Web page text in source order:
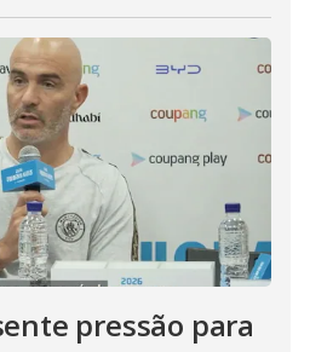
pressão para